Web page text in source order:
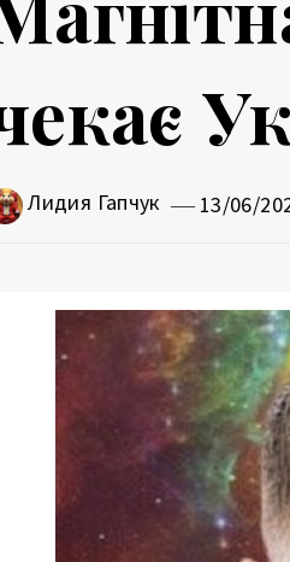
Лидия Гапчук 13/06/